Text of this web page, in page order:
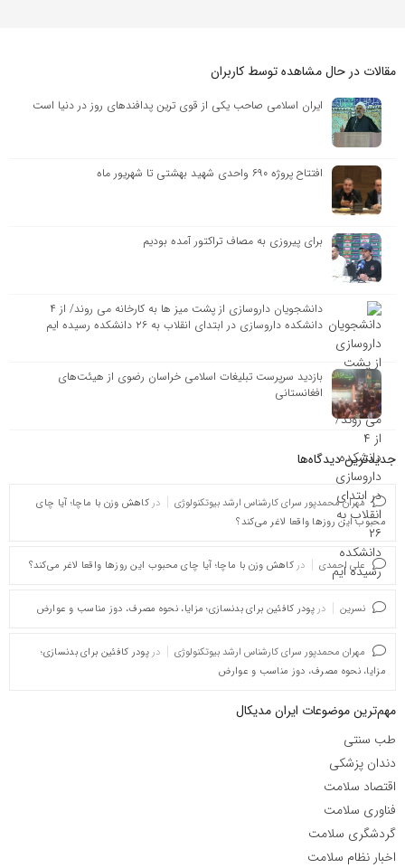
مقالات در حال مشاهده توسط کاربران
ایران اسلامی صاحب یکی از قوی ترین پدافندهای روز در دنیا است
افتتاح پروژه ۶۹۰ واحدی شهید بهشتی تا شهریور ماه
برای پیروزی به مصاف تراکتور آمده بودیم
دانشجویان داروسازی از پشت میز ها به کارخانه می روند/ از ۴
دانشکده داروسازی در ابتدای انقلاب به ۲۶ دانشکده رسیده ایم
بازدید سرپرست تبلیغات اسلامی خراسان رضوی از هیئت‌های
افغانستانی
جدیدترین دیدگاه‌‌ها
مهران محمدپور سرای کارشناس ارشد بیوتکنولوژی در کاهش وزن با ماچا؛ آیا چای
محبوب این روزها واقعا لاغر می‌کند؟
علی احمدی در کاهش وزن با ماچا؛ آیا چای محبوب این روزها واقعا لاغر می‌کند؟
نسرین در پودر کافئین برای بدنسازی؛ مزایا، نحوه مصرف، دوز مناسب و عوارض
مهران محمدپور سرای کارشناس ارشد بیوتکنولوژی در پودر کافئین برای بدنسازی؛
مزایا، نحوه مصرف، دوز مناسب و عوارض
مهم‌ترین موضوعات ایران مدیکال
طب سنتی
دندان پزشکی
اقتصاد سلامت
فناوری سلامت
گردشگری سلامت
اخبار نظام سلامت